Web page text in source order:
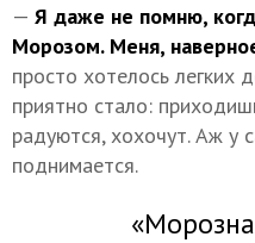
— Я даже не помню,
Морозом. Меня,
просто хотелось легких
приятно стало:
радуются, хохочут. Аж у
поднимается.